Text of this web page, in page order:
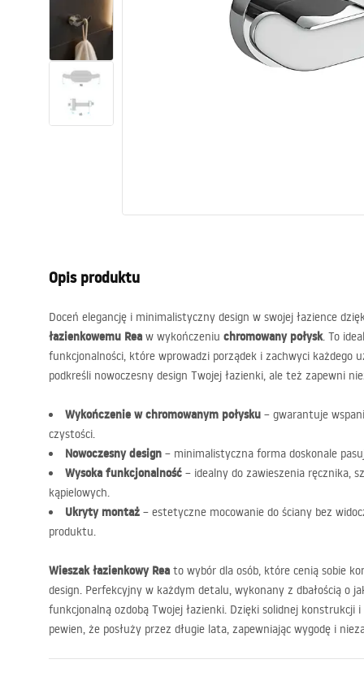
Wanny i parawany
Baterie
Akcesoria i meble łazienkowe
Opis produktu
Doceń elegancję i minimalistyczny design w swojej łazience
łazienkowemu Rea w wykończeniu chromowany połysk. To
funkcjonalności, które wprowadzi porządek i zachwyci każdego
podkreśli nowoczesny design Twojej łazienki, ale też zapewni
Wykończenie w chromowanym połysku – gwarantuje
czystości.
Nowoczesny design – minimalistyczna forma doskonale
Wysoka funkcjonalność – idealny do zawieszenia ręcznika,
kąpielowych.
Ukryty montaż – estetyczne mocowanie do ściany bez
produktu.
Wieszak łazienkowy Rea to wybór dla osób, które cenią sobie
design. Perfekcyjny w każdym detalu, wykonany z dbałością o
funkcjonalną ozdobą Twojej łazienki. Dzięki solidnej konstrukcji
pewien, że posłuży przez długie lata, zapewniając wygodę i